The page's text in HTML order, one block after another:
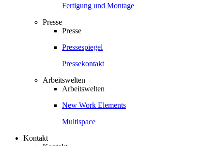
Fertigung und Montage
Presse
Presse
Pressespiegel
Pressekontakt
Arbeitswelten
Arbeitswelten
New Work Elements
Multispace
Kontakt